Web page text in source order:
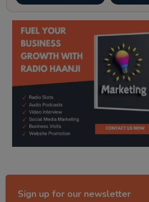
kitaab kahani punjabi story
Sign up for our newsletter